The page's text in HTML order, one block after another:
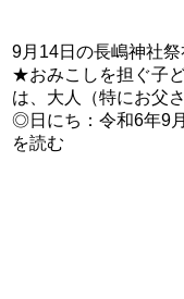
9月14日の長嶋神社
★おみこしを担ぐ子
は、大人（特にお父
◎日にち：令和6年9
を読む